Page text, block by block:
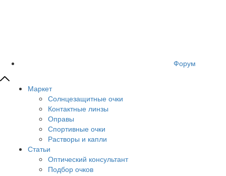
Форум
Маркет
Солнцезащитные очки
Контактные линзы
Оправы
Спортивные очки
Растворы и капли
Статьи
Оптический консультант
Подбор очков